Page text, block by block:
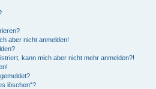
aber nicht anmelden!
kann mich aber nicht mehr anmelden?!
löschen“?